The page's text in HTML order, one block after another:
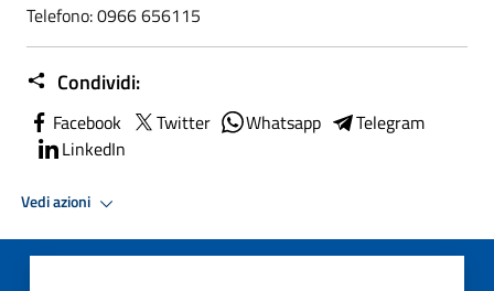
Telefono: 0966 656115
Condividi:
Facebook Twitter Whatsapp
Telegram
LinkedIn
Vedi azioni